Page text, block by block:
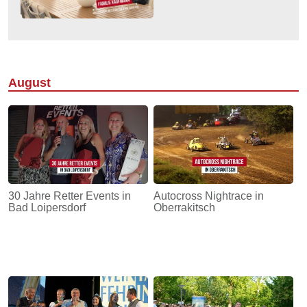
August
30 Jahre Retter Events in
Bad Loipersdorf
Autocross Nightrace in
Oberrakitsch